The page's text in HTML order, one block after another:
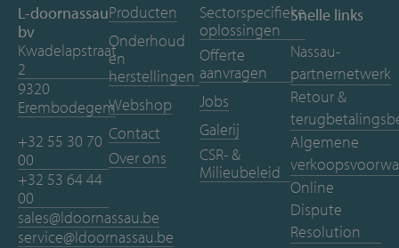
L-doornassau
bv
Kwadelapstraat
2
9320
Erembodegem
+32 55 30 70
00
+32 53 64 44
00
sales@ldoornassau.be
service@ldoornassau.be
Producten
Onderhoud
en
herstellingen
Webshop
Contact
Over ons
Sectorspecifieke
oplossingen
Offerte
aanvragen
Jobs
Galerij
CSR- &
Milieubeleid
Snelle links
Nassau-
partnernetwerk
Retour &
Algemene
Online
Dispute
Resolution